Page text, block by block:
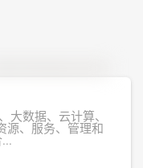
大数据、云计算、
源、服务、管理和